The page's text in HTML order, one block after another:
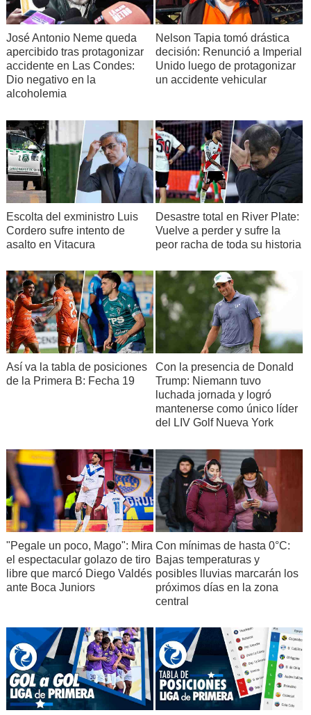
José Antonio Neme queda
apercibido tras protagonizar
accidente en Las Condes:
Dio negativo en la
alcoholemia
Nelson Tapia tomó drástica
decisión: Renunció a Imperial
Unido luego de protagonizar
un accidente vehicular
Escolta del exministro Luis
Cordero sufre intento de
asalto en Vitacura
Desastre total en River Plate:
Vuelve a perder y sufre la
peor racha de toda su historia
Así va la tabla de posiciones
de la Primera B: Fecha 19
Con la presencia de Donald
Trump: Niemann tuvo
luchada jornada y logró
mantenerse como único líder
del LIV Golf Nueva York
"Pegale un poco, Mago": Mira
el espectacular golazo de tiro
libre que marcó Diego Valdés
ante Boca Juniors
Con mínimas de hasta 0°C:
Bajas temperaturas y
posibles lluvias marcarán los
próximos días en la zona
central